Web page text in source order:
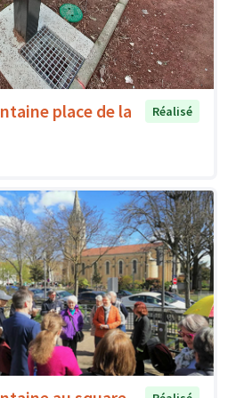
place de la
Réalisé